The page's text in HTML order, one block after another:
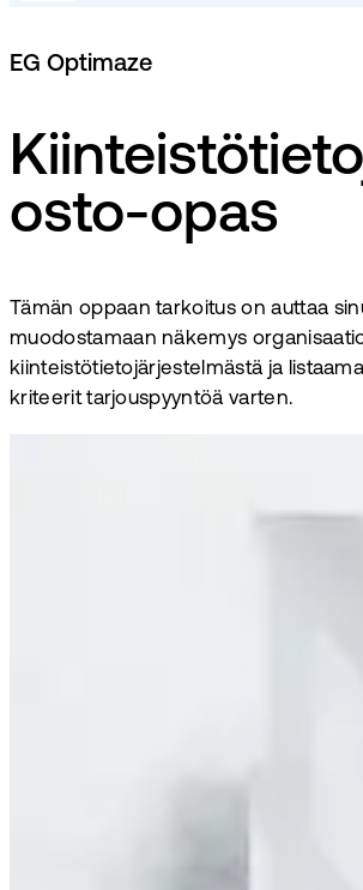
EG Optimaze
osto-opas
Tämän oppaan tarkoitus on auttaa
muodostamaan näkemys
kiinteistötietojärjestelmästä ja
kriteerit tarjouspyyntöä varten.